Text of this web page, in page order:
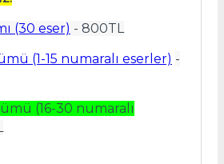
(30 eser) - 800TL
(1-15 numaralı eserler) -
(16-30 numaralı